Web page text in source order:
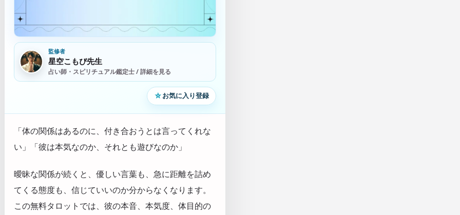
監修者
星空こもぴ先生
占い師・スピリチュアル鑑定士 / 詳細を見る
☆お気に入り登録
「体の関係はあるのに、付き合おうとは言ってくれな
い」「彼は本気なのか、それとも遊びなのか」
曖昧な関係が続くと、優しい言葉も、急に距離を詰め
てくる態度も、信じていいのか分からなくなります。
この無料タロットでは、彼の本音、本気度、体目的の